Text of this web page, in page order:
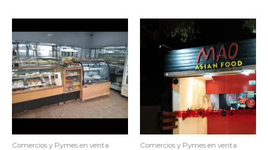
Comercios y Pymes en venta Comercios y Pymes en venta